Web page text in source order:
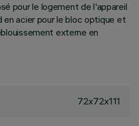
pour le logement de l'appareil
en acier pour le bloc optique et
externe en
72x72x111